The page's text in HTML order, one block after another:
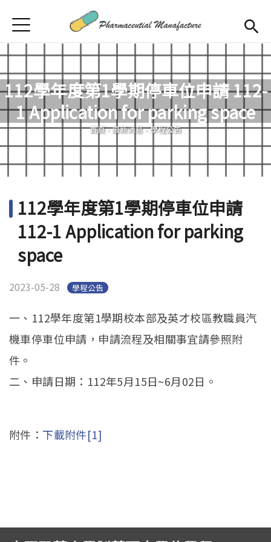
首頁
首頁
最新消息
學程簡介
Open
師資陣容
課程規劃
檔案下載
合作企業
Jump to Navigation
Jump to Main content
112學年度第1學期停車位申請 112-
1 Application for parking space
您在這裡
首頁-最新消息-學程公告
112學年度第1學期停車位申請
112-1 Application for parking
space
2023-05-28 學程公告
一、112學年度第1學期校本部及英才校區教職員汽
機車停車位申請，申請流程及相關事宜請參照附
件。
二、申請日期：112年5月15日~6月02日。
附件： 下載附件[1]